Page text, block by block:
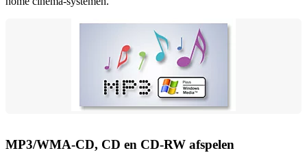
MP3/WMA-CD, CD en CD-RW afspelen